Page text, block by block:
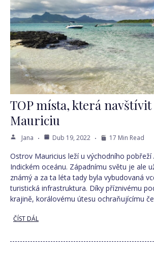
TOP místa, která
Mauriciu
Jana Dub 19, 2022 17 Min Read
Ostrov Mauricius leží u východního
Indickém oceánu. Západnímu světu je ale
známý a za ta léta tady byla vybudovaná
turistická infrastruktura. Díky příznivému
krajině, korálovému útesu ochraňujícímu
ČÍST DÁL